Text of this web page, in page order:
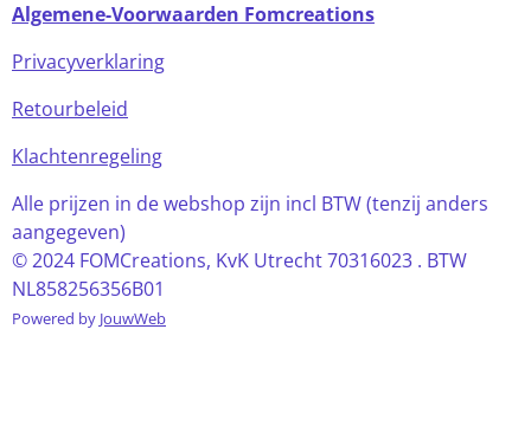
Algemene-Voorwaarden Fomcreations
Privacyverklaring
Retourbeleid
Klachtenregeling
Alle prijzen in de webshop zijn incl BTW (tenzij anders
aangegeven)
© 2024 FOMCreations, KvK Utrecht 70316023 . BTW
NL858256356B01
Powered by JouwWeb